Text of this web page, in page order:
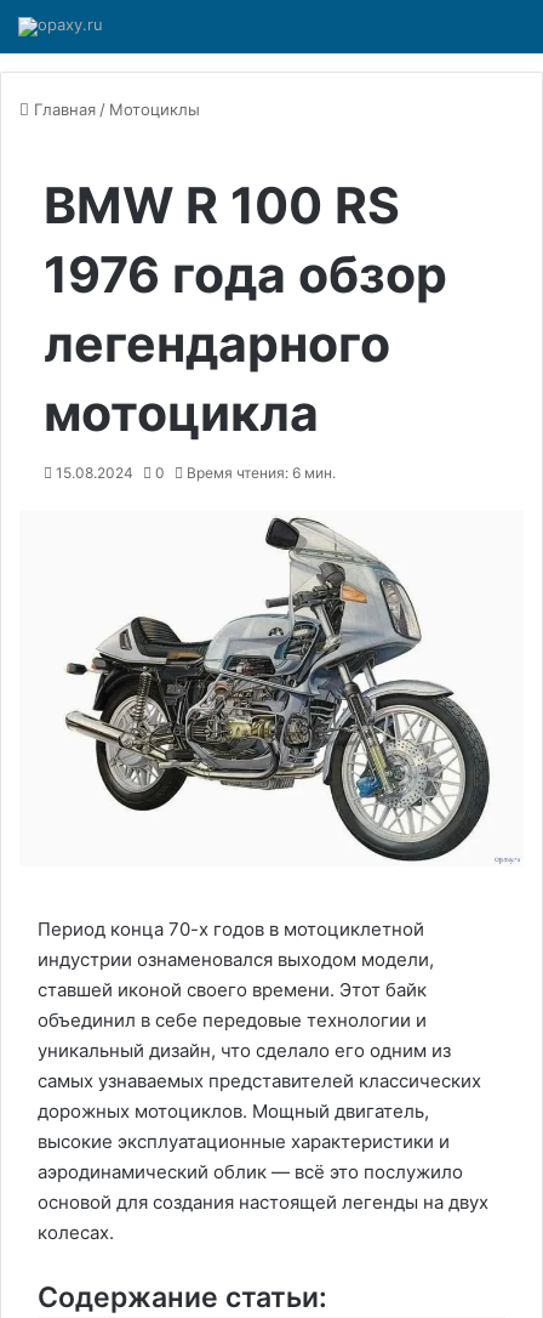
Главная / Мотоциклы
BMW R 100 RS
1976 года обзор
легендарного
мотоцикла
15.08.2024 0 Время чтения: 6 мин.
Период конца 70-х годов в мотоциклетной
индустрии ознаменовался выходом модели,
ставшей иконой своего времени. Этот байк
объединил в себе передовые технологии и
уникальный дизайн, что сделало его одним из
самых узнаваемых представителей классических
дорожных мотоциклов. Мощный двигатель,
высокие эксплуатационные характеристики и
аэродинамический облик — всё это послужило
основой для создания настоящей легенды на двух
колесах.
Содержание статьи: